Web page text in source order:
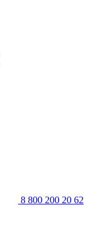
8 800 200 20 62